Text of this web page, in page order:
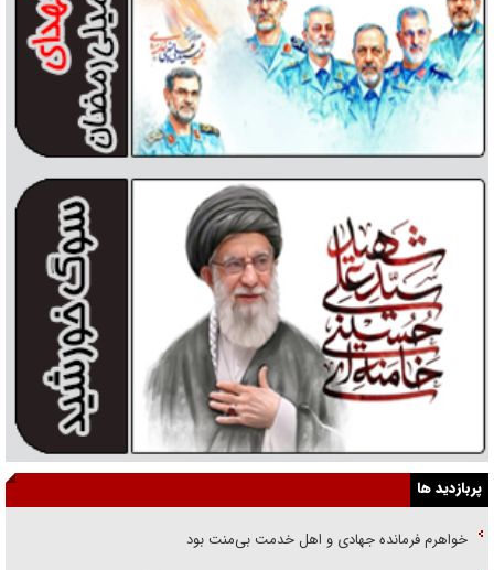
پربازدید ها
خواهرم فرمانده جهادی و اهل خدمت بی‌منت بود